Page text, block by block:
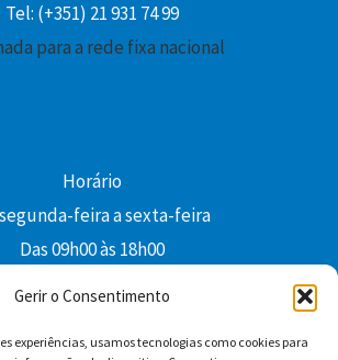
Gerir o Consentimento
experiências, usamos tecnologias como cookies para
Tel: (+351) 21 931 74 99
para a rede fixa nacional
Horário
feira a sexta-feira
Das 09h00 às 18h00